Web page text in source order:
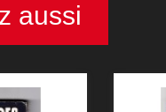
aussi